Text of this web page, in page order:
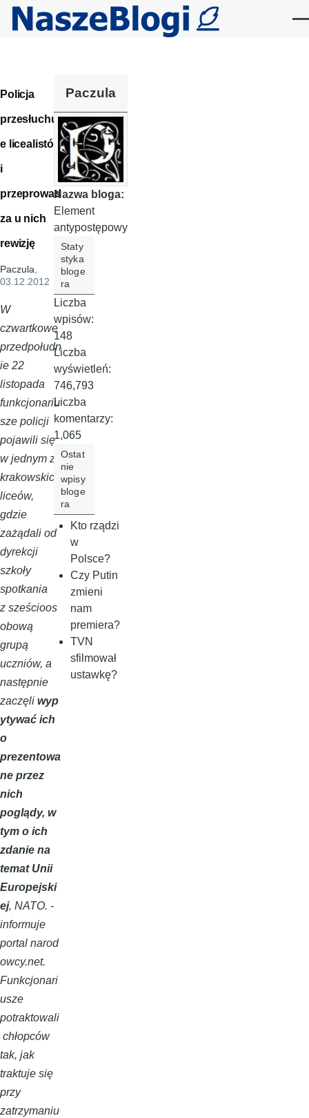
Przejdź do treści
Policja
przesłuchuj
e licealistów
i
przeprowad
za u nich
rewizję
Paczula,
03.12.2012
W
czwartkowe
przedpołudn
ie 22
listopada
funkcjonariu
sze policji
pojawili się
w jednym z
krakowskich
liceów,
gdzie
zażądali od
dyrekcji
szkoły
spotkania
z sześcioos
obową
grupą
uczniów, a
następnie
zaczęli wyp
ytywać ich
o
prezentowa
ne przez
nich
poglądy, w
tym o ich
zdanie na
temat Unii
Europejski
ej, NATO. -
informuje
portal narod
owcy.net.
Funkcjonari
usze
potraktowali
chłopców
tak, jak
traktuje się
przy
zatrzymaniu
Paczula
Nazwa bloga:
Element
antypostępowy
Staty
styka
bloge
ra
Liczba
wpisów:
148
Liczba
wyświetleń:
746,793
Liczba
komentarzy:
1,065
Ostat
nie
wpisy
bloge
ra
Kto rządzi
w
Polsce?
Czy Putin
zmieni
nam
premiera?
TVN
sfilmował
ustawkę?